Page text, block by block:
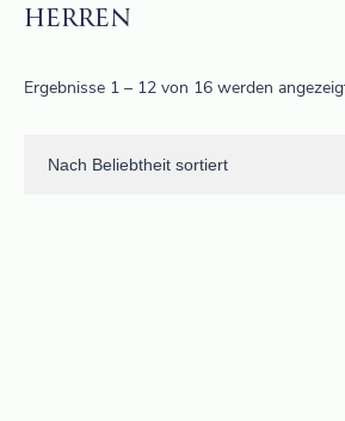
HERREN
Ergebnisse 1 – 12 von 16 werden